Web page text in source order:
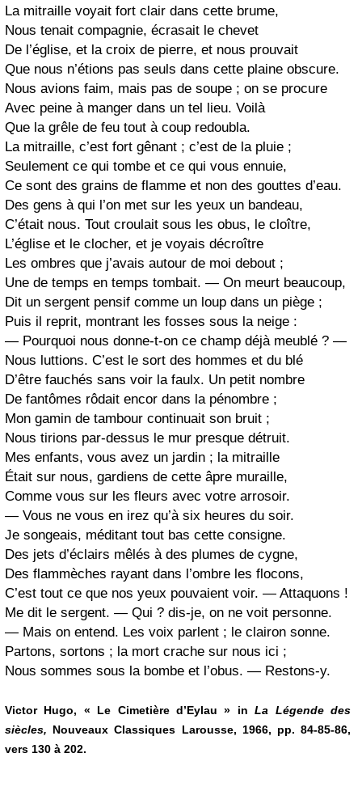
La mitraille voyait fort clair dans cette brume,
Nous tenait compagnie, écrasait le chevet
De l’église, et la croix de pierre, et nous prouvait
Que nous n’étions pas seuls dans cette plaine obscure.
Nous avions faim, mais pas de soupe ; on se procure
Avec peine à manger dans un tel lieu. Voilà
Que la grêle de feu tout à coup redoubla.
La mitraille, c’est fort gênant ; c’est de la pluie ;
Seulement ce qui tombe et ce qui vous ennuie,
Ce sont des grains de flamme et non des gouttes d’eau.
Des gens à qui l’on met sur les yeux un bandeau,
C’était nous. Tout croulait sous les obus, le cloître,
L’église et le clocher, et je voyais décroître
Les ombres que j’avais autour de moi debout ;
Une de temps en temps tombait. — On meurt beaucoup,
Dit un sergent pensif comme un loup dans un piège ;
Puis il reprit, montrant les fosses sous la neige :
— Pourquoi nous donne-t-on ce champ déjà meublé ? —
Nous luttions. C’est le sort des hommes et du blé
D’être fauchés sans voir la faulx. Un petit nombre
De fantômes rôdait encor dans la pénombre ;
Mon gamin de tambour continuait son bruit ;
Nous tirions par-dessus le mur presque détruit.
Mes enfants, vous avez un jardin ; la mitraille
Était sur nous, gardiens de cette âpre muraille,
Comme vous sur les fleurs avec votre arrosoir.
— Vous ne vous en irez qu’à six heures du soir.
Je songeais, méditant tout bas cette consigne.
Des jets d’éclairs mêlés à des plumes de cygne,
Des flammèches rayant dans l’ombre les flocons,
C’est tout ce que nos yeux pouvaient voir. — Attaquons !
Me dit le sergent. — Qui ? dis-je, on ne voit personne.
— Mais on entend. Les voix parlent ; le clairon sonne.
Partons, sortons ; la mort crache sur nous ici ;
Nous sommes sous la bombe et l’obus. — Restons-y.
Victor Hugo, « Le Cimetière d’Eylau » inLa Légende des
siècles, Nouveaux Classiques Larousse, 1966, pp. 84-85-86,
vers 130 à 202.